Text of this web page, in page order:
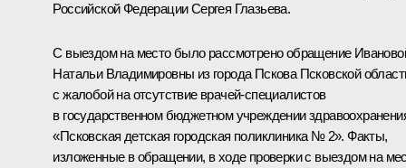
Российской Федерации Сергея Глазьева.
С выездом на место было рассмотрено обращение
Натальи Владимировны из города Пскова Псковской
с жалобой на отсутствие врачей-специалистов
в государственном бюджетном учреждении
«Псковская детская городская поликлиника № 2». Факты,
изложенные в обращении, в ходе проверки с выездом на